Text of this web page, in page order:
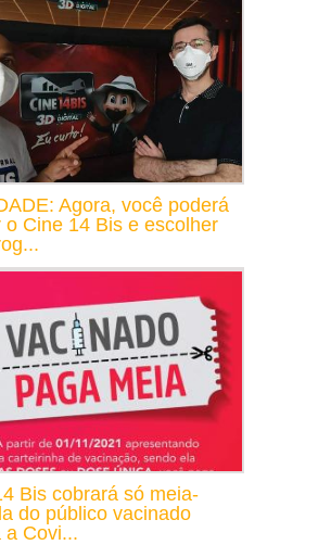
Agora, você poderá
o Cine 14 Bis e escolher
Bis cobrará só meia-
do público vacinado
a Covi...